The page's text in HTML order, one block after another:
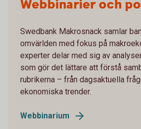
Webbinarier och
Swedbank Makrosnack samlar
omvärlden med fokus på
experter delar med sig av
som gör det lättare att förstå
rubrikerna – från dagsaktuella
ekonomiska trender.
Webbinarium